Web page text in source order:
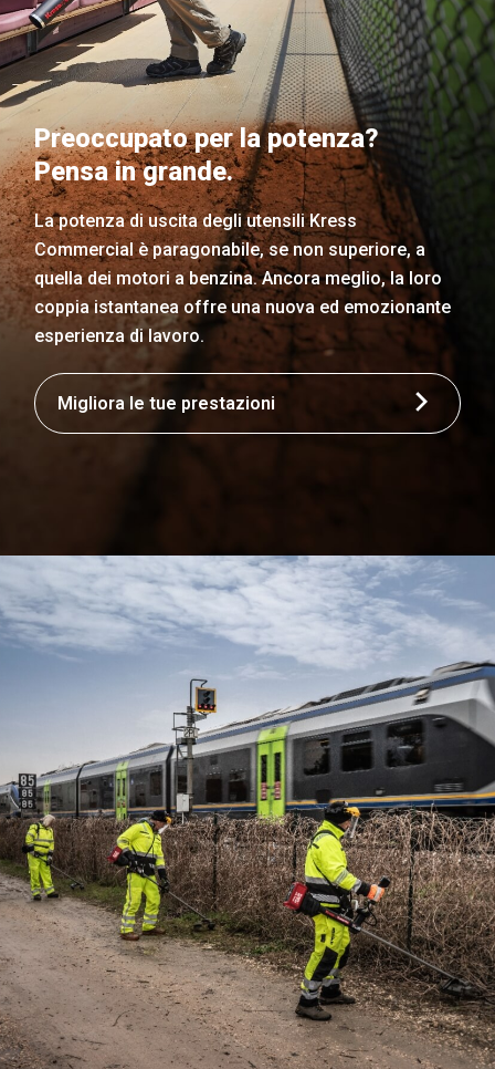
Preoccupato per la potenza?
Pensa in grande.
La potenza di uscita degli utensili Kress
Commercial è paragonabile, se non superiore, a
quella dei motori a benzina. Ancora meglio, la loro
coppia istantanea offre una nuova ed emozionante
esperienza di lavoro.
Migliora le tue prestazioni